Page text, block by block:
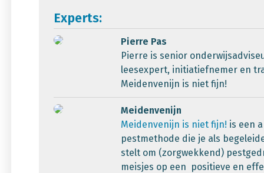
Experts:
Pierre Pas
Pierre is senior
leesexpert, initiatiefnemer en
Meidenvenijn is niet fijn!
Meidenvenijn
Meidenvenijn is niet fijn! is een
pestmethode die je als
stelt om (zorgwekkend)
meisjes op een positieve en